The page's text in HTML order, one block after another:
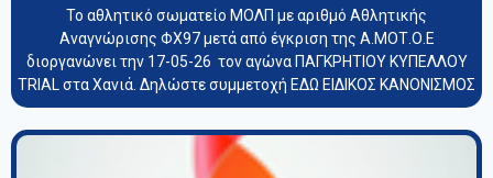
Το αθλητικό σωματείο ΜΟΛΠ με αριθμό Αθλητικής
Αναγνώρισης ΦΧ97 μετά από έγκριση της Α.ΜΟΤ.Ο.Ε
διοργανώνει την 17-05-26 τον αγώνα ΠΑΓΚΡΗΤΙΟΥ ΚΥΠΕΛΛΟΥ
TRIAL στα Χανιά. Δηλώστε συμμετοχή ΕΔΩ ΕΙΔΙΚΟΣ ΚΑΝΟΝΙΣΜΟΣ